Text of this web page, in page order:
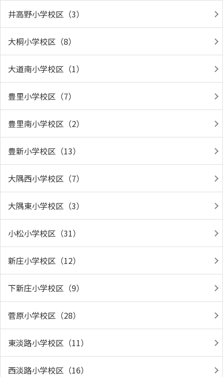
井高野小学校区（3）
大桐小学校区（8）
大道南小学校区（1）
豊里小学校区（7）
豊里南小学校区（2）
豊新小学校区（13）
大隅西小学校区（7）
大隅東小学校区（3）
小松小学校区（31）
新庄小学校区（12）
下新庄小学校区（9）
菅原小学校区（28）
東淡路小学校区（11）
西淡路小学校区（16）